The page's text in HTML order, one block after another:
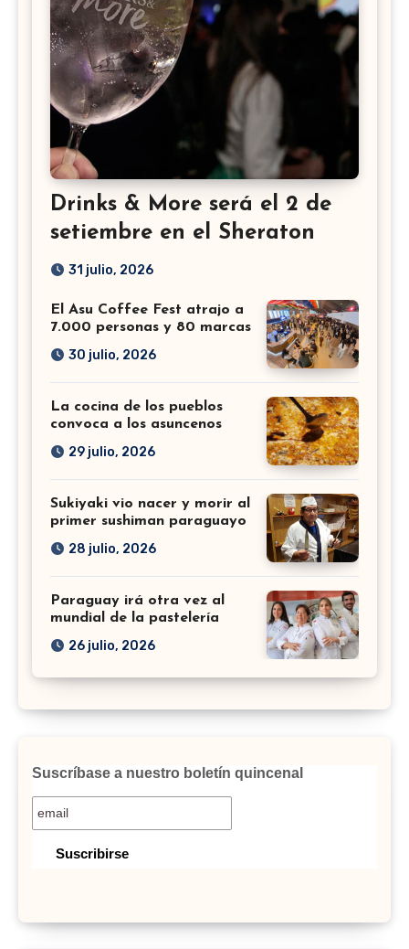
Drinks & More será el 2 de
setiembre en el Sheraton
31 julio, 2026
El Asu Coffee Fest atrajo a
7.000 personas y 80 marcas
30 julio, 2026
La cocina de los pueblos
convoca a los asuncenos
29 julio, 2026
Sukiyaki vio nacer y morir al
primer sushiman paraguayo
28 julio, 2026
Paraguay irá otra vez al
mundial de la pastelería
26 julio, 2026
Suscríbase a nuestro boletín quincenal